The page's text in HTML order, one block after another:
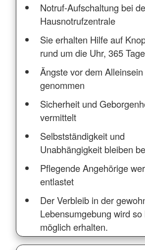
Notruf-Aufschaltung bei
Hausnotrufzentrale
Sie erhalten Hilfe auf
rund um die Uhr, 365
Ängste vor dem
genommen
Sicherheit und
vermittelt
Selbstständigkeit und
Unabhängigkeit bleiben
Pflegende Angehörige
entlastet
Der Verbleib in der
Lebensumgebung wird
möglich erhalten.